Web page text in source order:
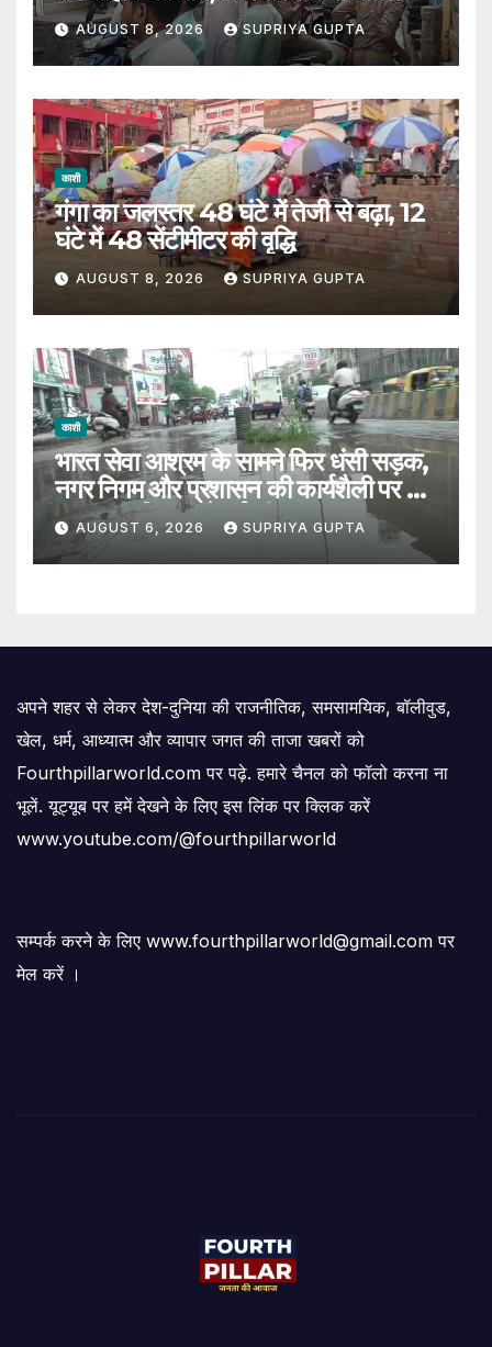
AUGUST 8, 2026 SUPRIYA GUPTA
काशी
गंगा का जलस्तर 48 घंटे में तेजी से बढ़ा, 12
घंटे में 48 सेंटीमीटर की वृद्धि
AUGUST 8, 2026 SUPRIYA GUPTA
काशी
भारत सेवा आश्रम के सामने फिर धंसी सड़क,
नगर निगम और प्रशासन की कार्यशैली पर उठे
सवाल, 7 दिन पहले हुई थी मरम्मत
AUGUST 6, 2026 SUPRIYA GUPTA
अपने शहर से लेकर देश-दुनिया की राजनीतिक, समसामयिक, बॉलीवुड,
खेल, धर्म, आध्यात्म और व्यापार जगत की ताजा खबरों को
Fourthpillarworld.com पर पढ़े. हमारे चैनल को फॉलो करना ना
भूलें. यूट्यूब पर हमें देखने के लिए इस लिंक पर क्लिक करें
www.youtube.com/@fourthpillarworld
सम्पर्क करने के लिए www.fourthpillarworld@gmail.com पर
मेल करें ।